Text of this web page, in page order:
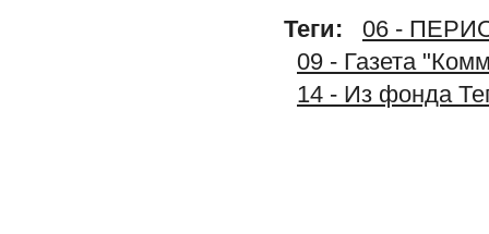
Теги:
06 -
09 - Газета
14 - Из фонда